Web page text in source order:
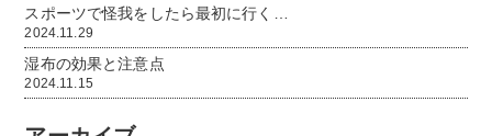
スポーツで怪我をしたら最初に行く…
2024.11.29
湿布の効果と注意点
2024.11.15